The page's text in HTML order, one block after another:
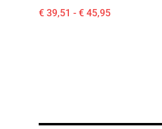
€ 39,51 - € 45,95